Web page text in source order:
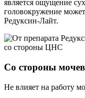
является ощущение
головокружение
Редуксин-Лайт.
Со стороны
Не влияет на работу